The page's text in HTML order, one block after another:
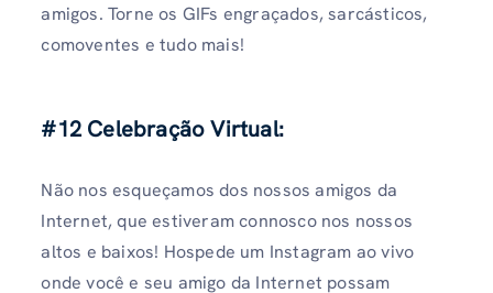
amigos. Torne os GIFs engraçados, sarcásticos,
comoventes e tudo mais!
#12 Celebração Virtual:
Não nos esqueçamos dos nossos amigos da
Internet, que estiveram connosco nos nossos
altos e baixos! Hospede um Instagram ao vivo
onde você e seu amigo da Internet possam